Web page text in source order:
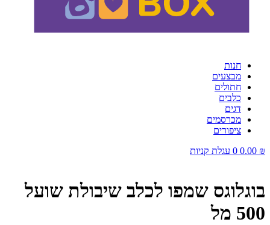
חנות
מבצעים
חתולים
כלבים
דגים
מכרסמים
ציפורים
0.00 ₪
0 עגלת קניות
בוגלוגס שמפו לכלב שיבולת שועל
500 מל